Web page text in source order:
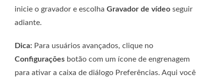
inicie o gravador e escolha Gravador de vídeo seguir
adiante.
Dica: Para usuários avançados, clique no
Configurações botão com um ícone de engrenagem
para ativar a caixa de diálogo Preferências. Aqui você